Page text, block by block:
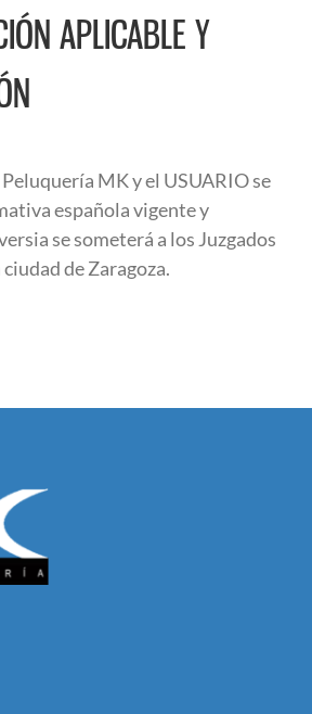
APLICABLE Y
MK y el USUARIO se
española vigente y
se someterá a los Juzgados
de Zaragoza.